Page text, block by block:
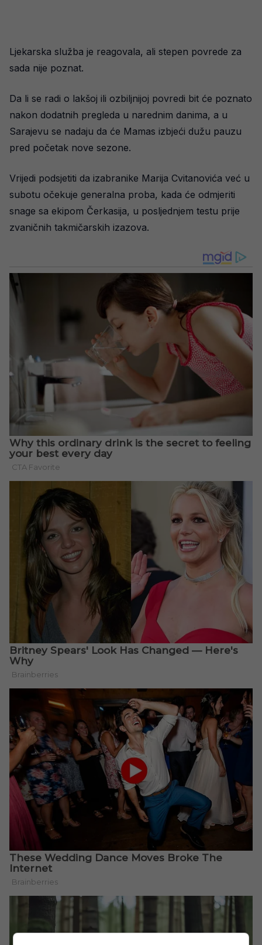
Ljekarska služba je reagovala, ali stepen povrede za
sada nije poznat.
Da li se radi o lakšoj ili ozbiljnijoj povredi bit će poznato
nakon dodatnih pregleda u narednim danima, a u
Sarajevu se nadaju da će Mamas izbjeći dužu pauzu
pred početak nove sezone.
Vrijedi podsjetiti da izabranike Marija Cvitanovića već u
subotu očekuje generalna proba, kada će odmjeriti
snage sa ekipom Čerkasija, u posljednjem testu prije
zvaničnih takmičarskih izazova.